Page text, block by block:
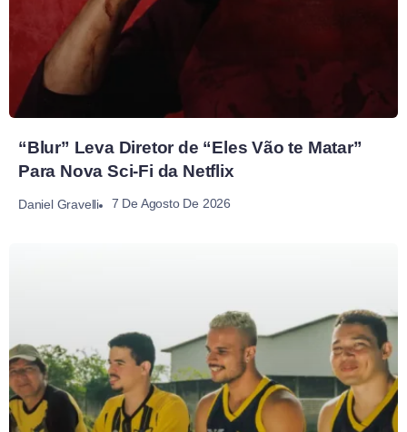
“Blur” Leva Diretor de “Eles Vão te Matar”
Para Nova Sci-Fi da Netflix
Daniel Gravelli 7 De Agosto De 2026